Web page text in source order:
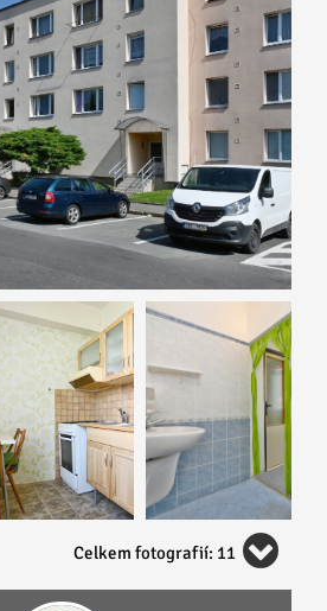
Celkem fotografií: 11